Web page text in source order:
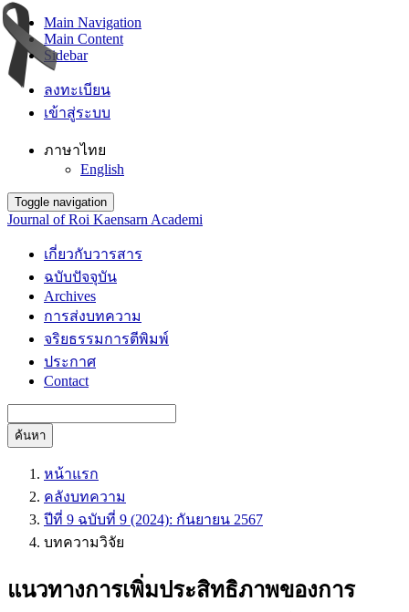
Main Navigation
Main Content
Sidebar
ลงทะเบียน
เข้าสู่ระบบ
ภาษาไทย
English
Toggle navigation
Journal of Roi Kaensarn Academi
เกี่ยวกับวารสาร
ฉบับปัจจุบัน
Archives
การส่งบทความ
จริยธรรมการตีพิมพ์
ประกาศ
Contact
ค้นหา
หน้าแรก
คลังบทความ
ปีที่ 9 ฉบับที่ 9 (2024): กันยายน 2567
บทความวิจัย
แนวทางการเพิ่มประสิทธิภาพของการ